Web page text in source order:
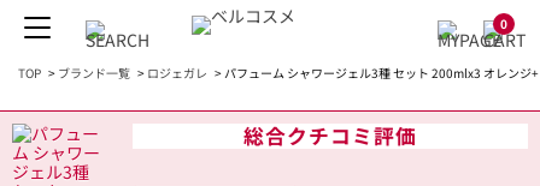
0
TOP > ブランド一覧 > ロジェガレ >パフューム シャワージェル3種 セット 200mlx3 オレンジ
総合クチコミ評価